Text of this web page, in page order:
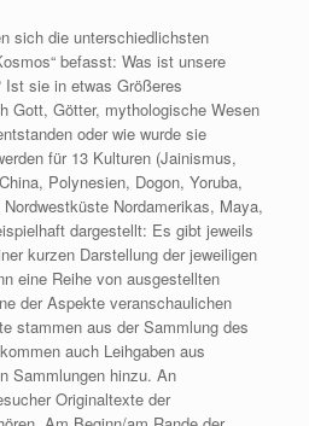
sich die unterschiedlichsten
befasst: Was ist unsere
Ist sie in etwas Größeres
Gott, Götter, mythologische Wesen
oder wie wurde sie
für 13 Kulturen (Jainismus,
Polynesien, Dogon, Yoruba,
Nordamerikas, Maya,
dargestellt: Es gibt jeweils
kurzen Darstellung der jeweiligen
eine Reihe von ausgestellten
der Aspekte veranschaulichen
stammen aus der Sammlung des
auch Leihgaben aus
Sammlungen hinzu. An
Originaltexte der